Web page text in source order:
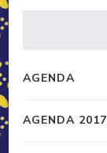
AGENDA
AGENDA 2017